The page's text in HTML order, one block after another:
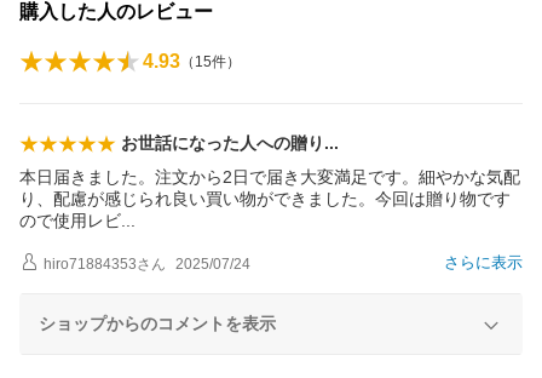
購入した人のレビュー
4.93 （ 15件）
お世話になった人への贈り
本日届きました。注文から2日で届き大変満足です。細やかな気配
り、配慮が感じられ良い買い物ができました。今回は贈り物です
ので使用レビ
さらに表示
hiro71884353さん 2025/07/24
ショップからのコメントを表示